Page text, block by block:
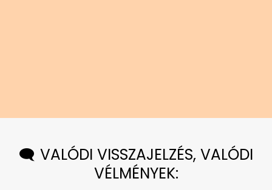
🗨️ VALÓDI VISSZAJELZÉS, VALÓDI
VÉLMÉNYEK: